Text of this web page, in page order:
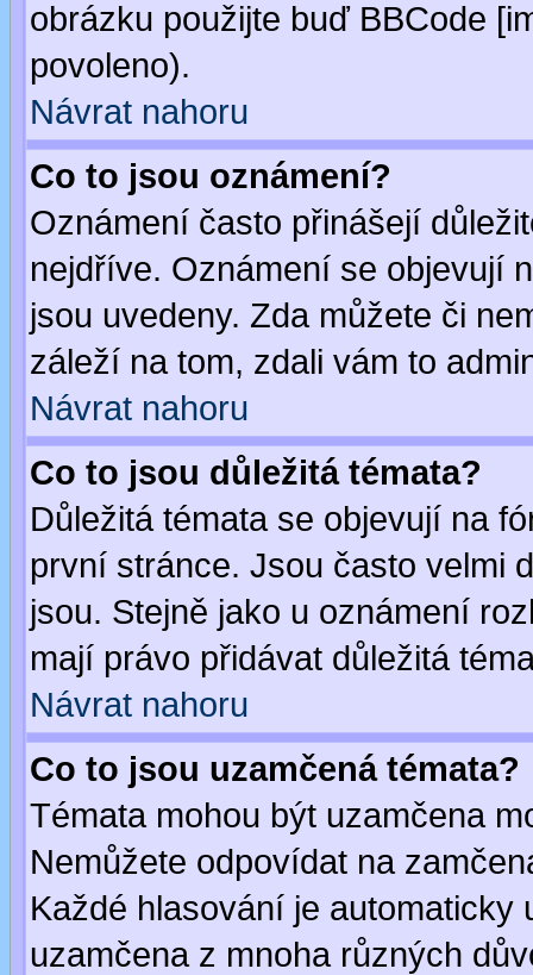
obrázku použijte buď BBCode
povoleno).
Návrat nahoru
Co to jsou oznámení?
Oznámení často přinášejí
nejdříve. Oznámení se objevují
jsou uvedeny. Zda můžete či
záleží na tom, zdali vám to
Návrat nahoru
Co to jsou důležitá témata?
Důležitá témata se objevují na
první stránce. Jsou často velmi
jsou. Stejně jako u oznámení
mají právo přidávat důležitá
Návrat nahoru
Co to jsou uzamčená témata?
Témata mohou být uzamčena
Nemůžete odpovídat na
Každé hlasování je automaticky
uzamčena z mnoha různých